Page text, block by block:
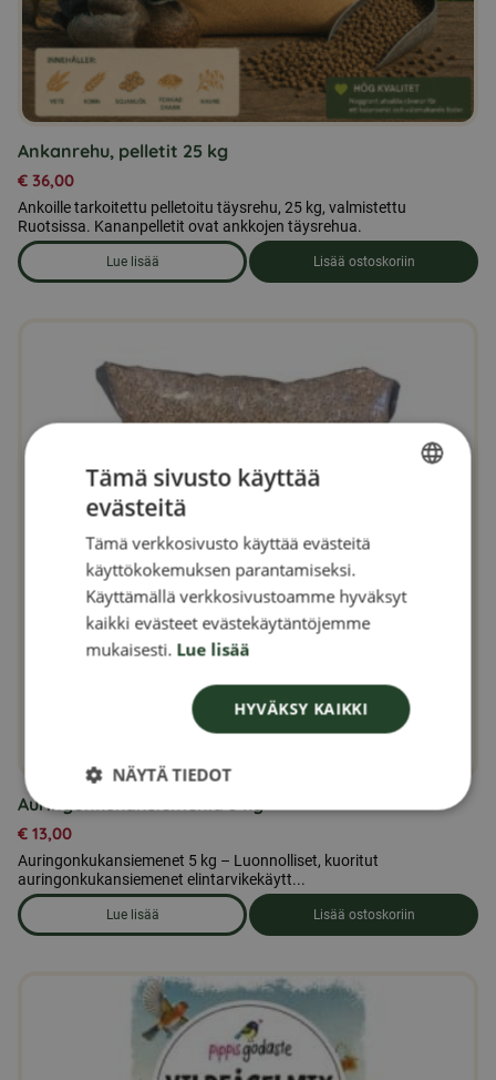
Ankanrehu, pelletit 25 kg
€ 36,00
Ankoille tarkoitettu pelletoitu täysrehu, 25 kg, valmistettu
Ruotsissa. Kananpelletit ovat ankkojen täysrehua.
Lue lisää
om produkten Ankanrehu, pelletit 25 kg
Lisää ostoskoriin
Auringonkukansiemeniä 5 kg
€ 13,00
Auringonkukansiemenet 5 kg – Luonnolliset, kuoritut
auringonkukansiemenet elintarvikekäytt...
Lue lisää
om produkten Auringonkukansiemeniä 5 kg
Lisää ostoskoriin
FINNISH
DANISH
NORWEGIAN
Tämä sivusto käyttää
evästeitä
Tämä verkkosivusto käyttää evästeitä
käyttökokemuksen parantamiseksi.
Käyttämällä verkkosivustoamme hyväksyt
kaikki evästeet evästekäytäntöjemme
mukaisesti. Lue lisää
HYVÄKSY KAIKKI
NÄYTÄ TIEDOT